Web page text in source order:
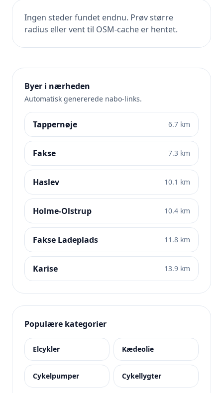
Ingen steder fundet endnu. Prøv større
radius eller vent til OSM-cache er hentet.
Byer i nærheden
Automatisk genererede nabo-links.
Tappernøje 6.7 km
Fakse 7.3 km
Haslev 10.1 km
Holme-Olstrup 10.4 km
Fakse Ladeplads 11.8 km
Karise 13.9 km
Populære kategorier
Elcykler Kædeolie
Cykelpumper Cykellygter